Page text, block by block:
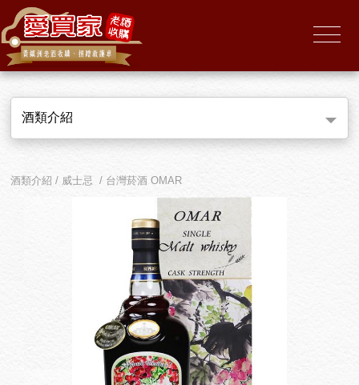
酒類介紹
酒類介紹 / 威士忌 / 台灣菸酒 OMAR